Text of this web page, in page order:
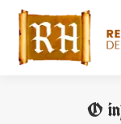
O